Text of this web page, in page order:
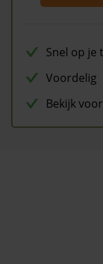
Snel op je
Voordelig
Bekijk